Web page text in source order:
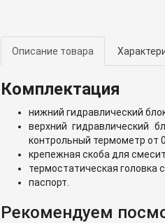
Описание товара
Комплектация
нижний гидравлический
верхний гидравлический
контрольный термометр от 0
крепежная скоба для
термостатическая
паспорт.
Рекомендуем